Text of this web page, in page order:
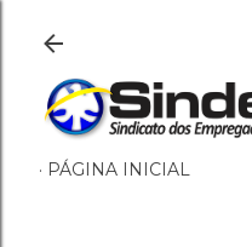
PÁGINA INICIAL